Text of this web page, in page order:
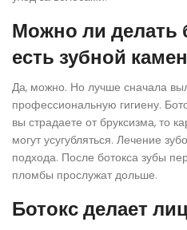
Можно ли делать
есть зубной
Да, можно. Но лучше сначала
профессиональную гигиену.
вы страдаете от бруксизма, то
могут усугубляться. Лечение
подхода. После ботокса зубы
пломбы прослужат дольше.
Ботокс делает